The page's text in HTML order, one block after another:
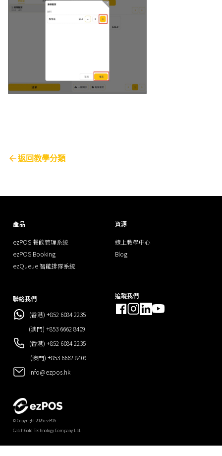
返回教學分類
© Copyright 2026 ezPOS
Catch Gold Technology Company Ltd.
產品
ezPOS 餐飲管理系統
ezPOS Booking
ezQueue 智能排隊系統
資源
線上教學中心
Blog
聯絡我們
(香港) +852 6084 2235
(澳門) +853 6662 8409
(香港) +852 6084 2235
(澳門) +853 6662 8409
info@ezpos.hk
追蹤我們